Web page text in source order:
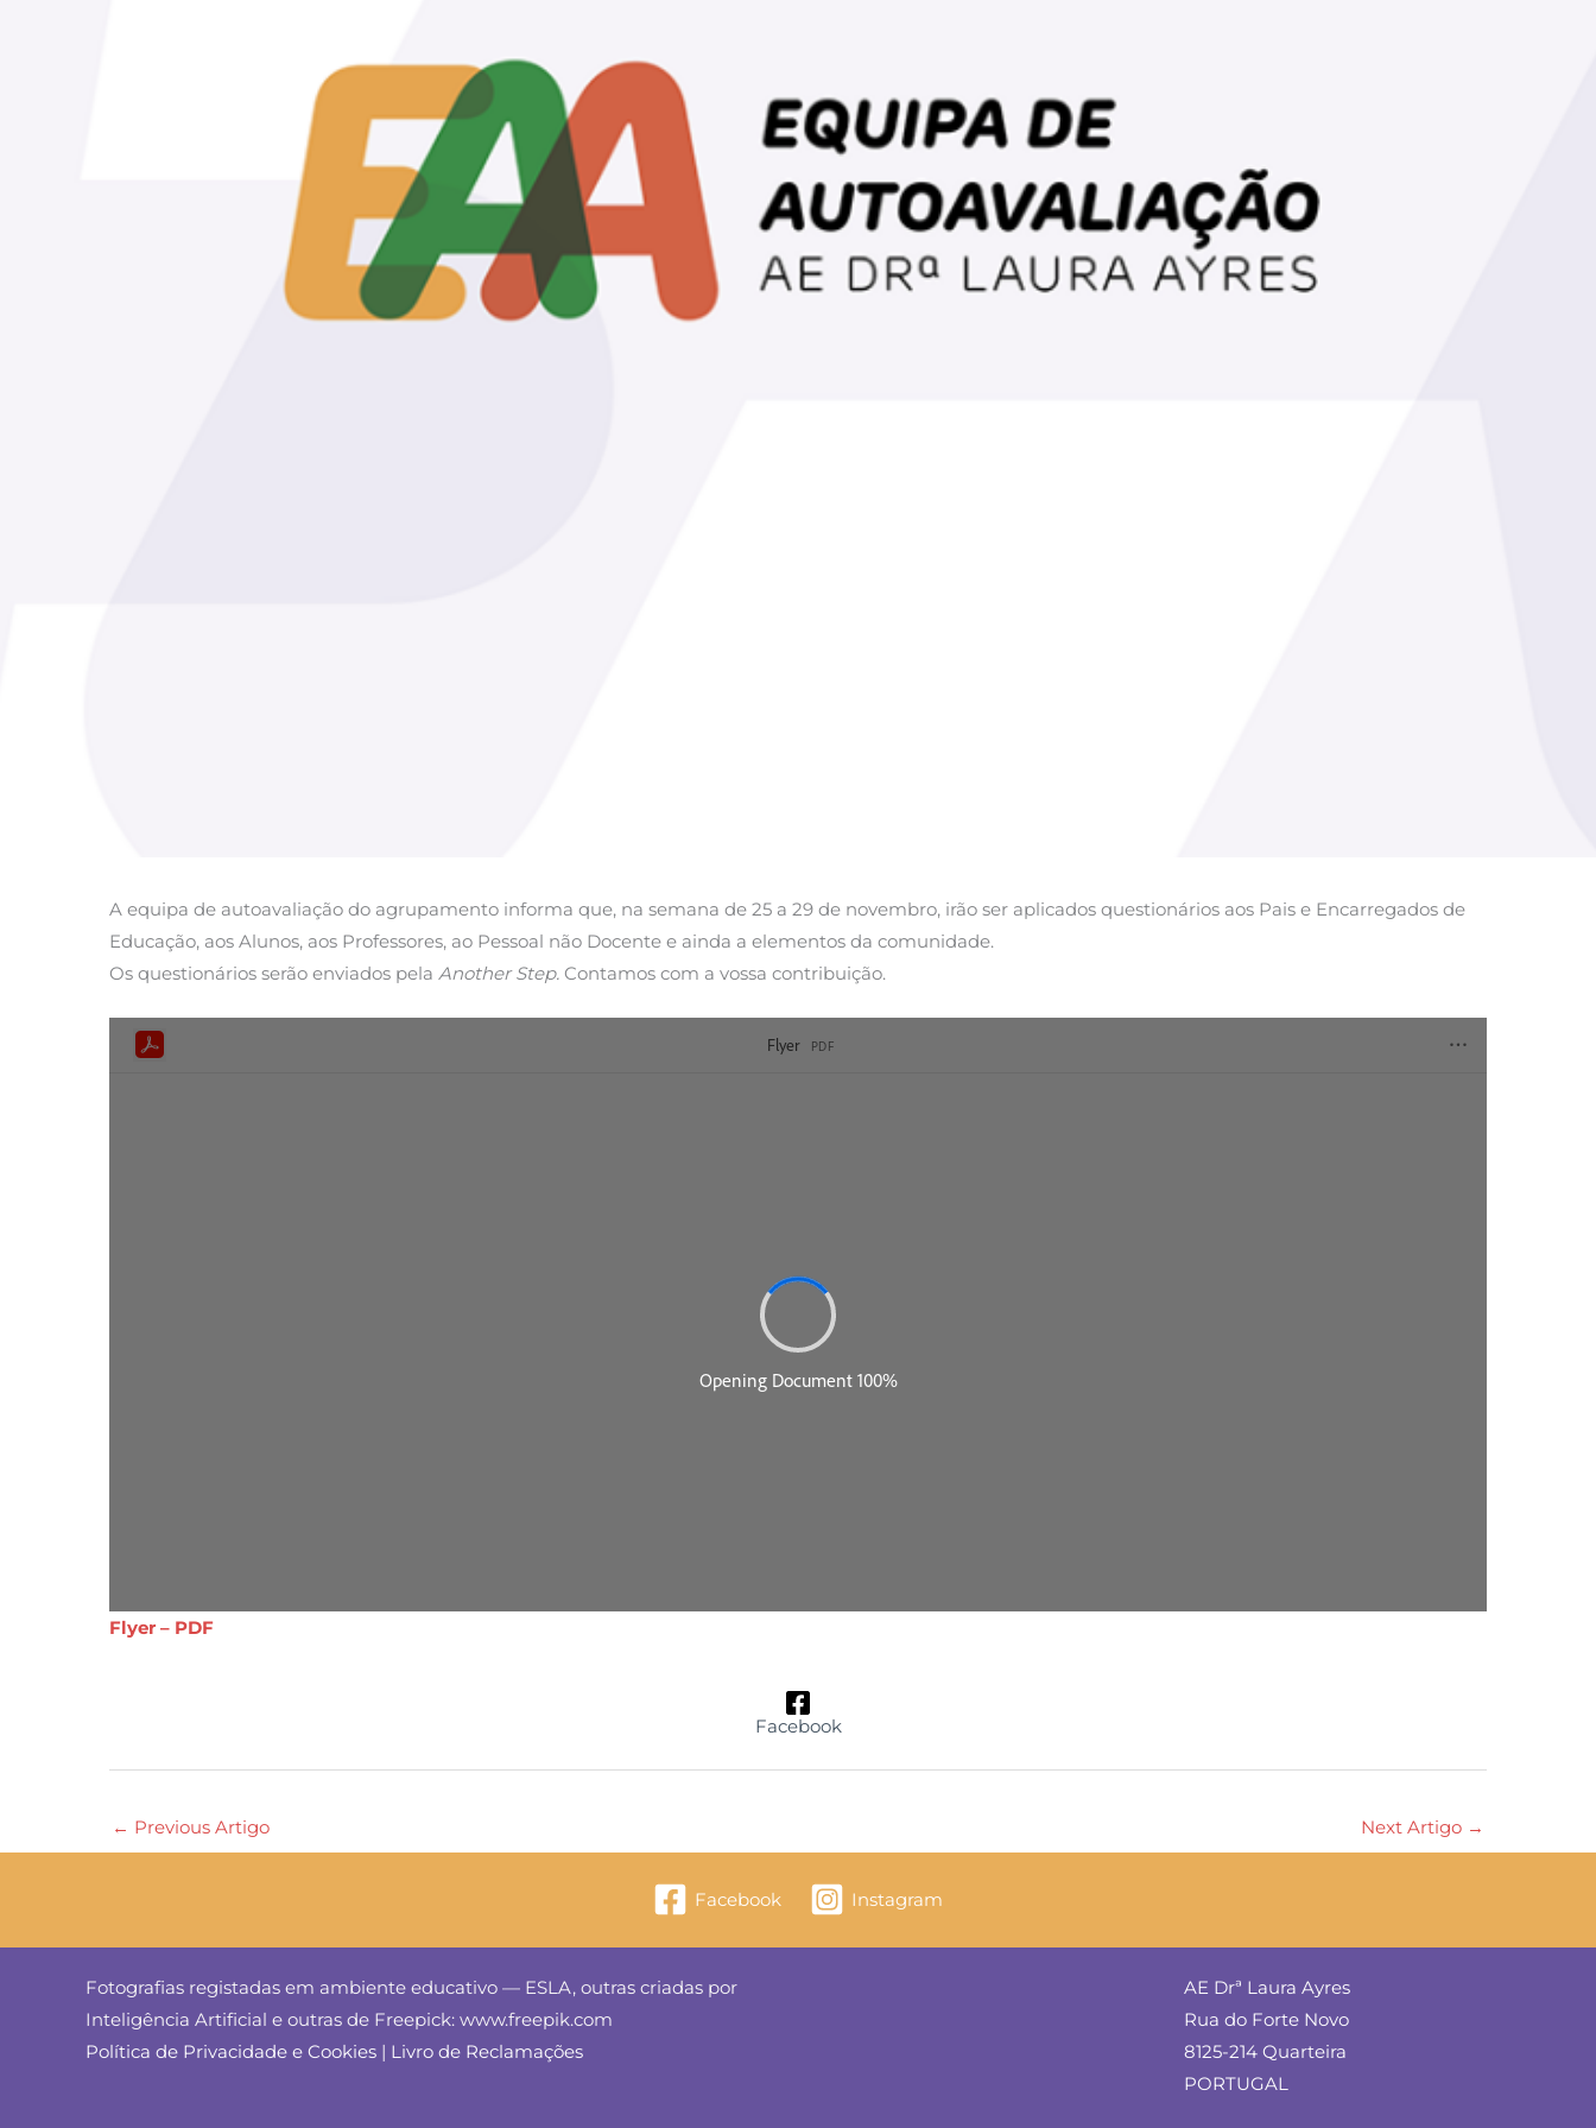
A equipa de autoavaliação do agrupamento informa que, na semana de 25 a 29 de novembro, irão ser aplicados questionários aos Pais e Encarregados de
Educação, aos Alunos, aos Professores, ao Pessoal não Docente e ainda a elementos da comunidade.
Os questionários serão enviados pela Another Step. Contamos com a vossa contribuição.
Flyer – PDF
Facebook
← Previous Artigo Next Artigo →
Facebook Instagram
Fotografias registadas em ambiente educativo — ESLA, outras criadas por
Inteligência Artificial e outras de Freepick: www.freepik.com
Política de Privacidade e Cookies | Livro de Reclamações
AE Drª Laura Ayres
Rua do Forte Novo
8125-214 Quarteira
PORTUGAL